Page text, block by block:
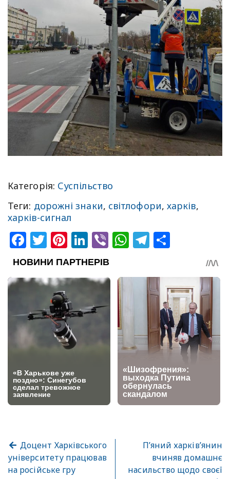
Категорія: Суспільство
Теги: дорожні знаки, світлофори, харків,
харків-сигнал
Facebook
Twitter
Pinterest
LinkedIn
ViberWhatsApp
Telegram
Доцент Харківського
університету працював
на російське гру
П’яний харків’янин
вчиняв домашнє
насильство щодо своєї